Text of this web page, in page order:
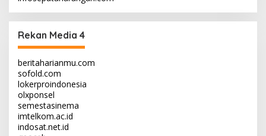
Rekan Media 4
beritaharianmu.com
sofold.com
lokerproindonesia
olxponsel
semestasinema
imtelkom.ac.id
indosat.net.id